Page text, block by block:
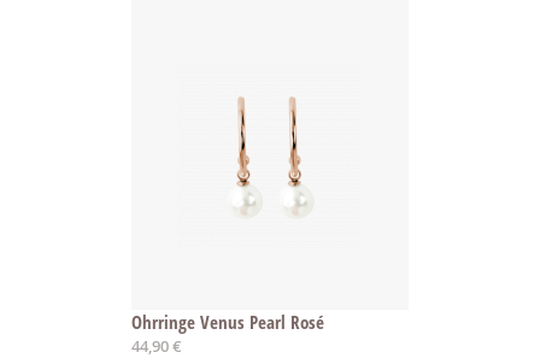
Ohrringe Venus Pearl Rosé
44,90 €